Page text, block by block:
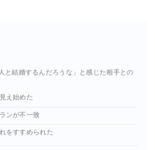
と結婚するんだろうな」と感じた相手との
え始めた
ンが不一致
をすすめられた